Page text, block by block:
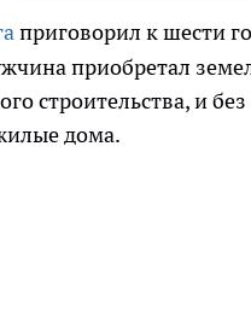
приговорил к шести
приобретал
строительства, и
дома.